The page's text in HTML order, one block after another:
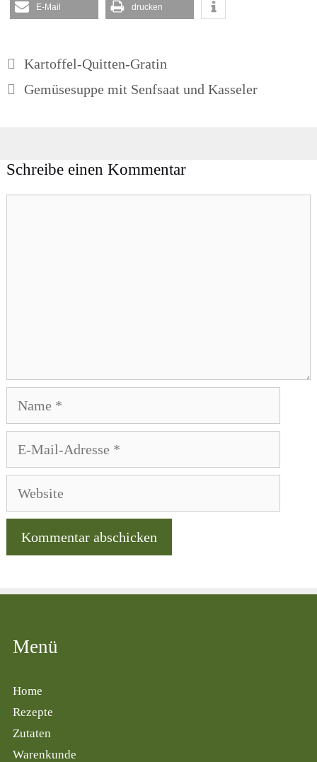
E‑Mail dru­cken
Kartoffel-Quitten-Gratin
Gemüsesuppe mit Senfsaat und Kasseler
Schreibe einen Kommentar
Website
Menü
Home
Rezepte
Zutaten
Warenkunde